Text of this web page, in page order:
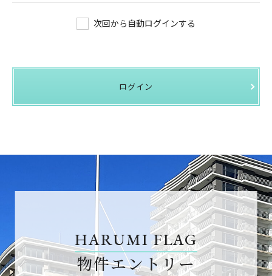
次回から自動ログインする
ログイン
HARUMI FLAG
物件エントリー